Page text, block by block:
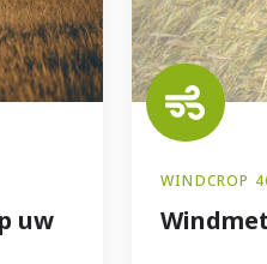
uw
WINDCROP